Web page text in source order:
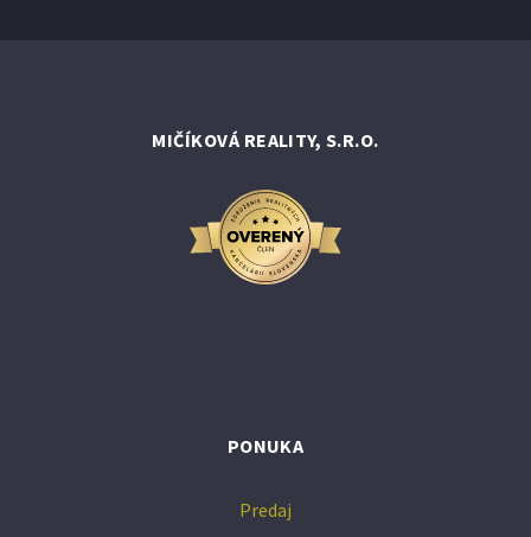
MIČÍKOVÁ REALITY, S.R.O.
PONUKA
Predaj